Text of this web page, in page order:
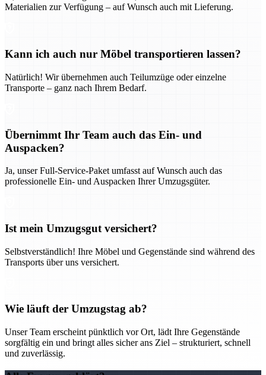
Materialien zur Verfügung – auf Wunsch auch mit Lieferung.
Kann ich auch nur Möbel transportieren lassen?
Natürlich! Wir übernehmen auch Teilumzüge oder einzelne
Transporte – ganz nach Ihrem Bedarf.
Übernimmt Ihr Team auch das Ein- und
Auspacken?
Ja, unser Full-Service-Paket umfasst auf Wunsch auch das
professionelle Ein- und Auspacken Ihrer Umzugsgüter.
Ist mein Umzugsgut versichert?
Selbstverständlich! Ihre Möbel und Gegenstände sind während des
Transports über uns versichert.
Wie läuft der Umzugstag ab?
Unser Team erscheint pünktlich vor Ort, lädt Ihre Gegenstände
sorgfältig ein und bringt alles sicher ans Ziel – strukturiert, schnell
und zuverlässig.